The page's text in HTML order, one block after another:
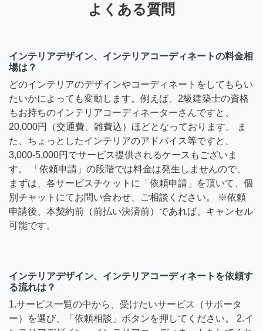
よくある質問
インテリアデザイン、インテリアコーディネートの料金相
場は？
どのインテリアのデザインやコーディネートをしてもらい
たいかによっても変動します。例えば、2級建築士の資格
もお持ちのインテリアコーディネーターさんですと、
20,000円（交通費、雑費込）ほどとなっております。 ま
た、ちょっとしたインテリアのアドバイス等ですと、
3,000-5,000円でサービス提供されるケースもございま
す。 「依頼申請」の段階では料金は発生しませんので、
まずは、各サービスチケットに「依頼申請」を頂いて、個
別チャットにてお問い合わせ、ご相談ください。 ※依頼
申請後、本契約前（前払い決済前）であれば、キャンセル
可能です。
インテリアデザイン、インテリアコーディネートを依頼す
る流れは？
1.サービス一覧の中から、受けたいサービス（サポータ
ー）を選び、「依頼相談」ボタンを押してください。 2.イ